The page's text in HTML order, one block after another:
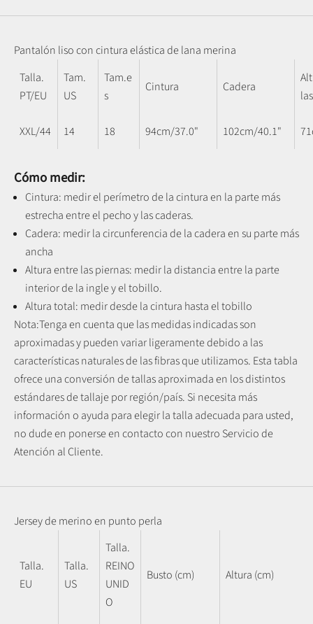
Pantalón liso con cintura elástica de lana merina
Talla.
PT/EU
Tam.
US
Tam.e
s
Cintura Cadera
XXL/44 14 18 94cm/37.0" 102cm/40.1"
Cómo medir:
Cintura: medir el perímetro de la cintura en la parte más
estrecha entre el pecho y las caderas.
Cadera: medir la circunferencia de la cadera en su parte más
ancha
Altura entre las piernas: medir la distancia entre la parte
interior de la ingle y el tobillo.
Altura total: medir desde la cintura hasta el tobillo
Nota:Tenga en cuenta que las medidas indicadas son
aproximadas y pueden variar ligeramente debido a las
características naturales de las fibras que utilizamos. Esta tabla
ofrece una conversión de tallas aproximada en los distintos
estándares de tallaje por región/país. Si necesita más
información o ayuda para elegir la talla adecuada para usted,
no dude en ponerse en contacto con nuestro Servicio de
Atención al Cliente.
Jersey de merino en punto perla
Talla.
EU
Talla.
US
Talla.
REINO
UNID
O
Busto (cm) Altura (cm)